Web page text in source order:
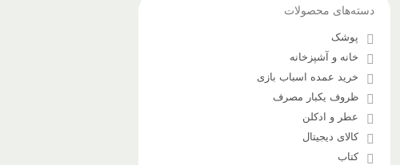
دسته‌های محصولات
پوشک
خانه و آشپزخانه
خرید عمده اسباب بازی
ظروف یکبار مصرف
عطر و ادکلن
کالای دیجیتال
کتاب